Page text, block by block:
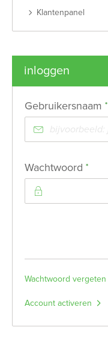
Klantenpanel
inloggen
Gebruikersnaam *
Wachtwoord *
Wachtwoord vergeten
Account activeren